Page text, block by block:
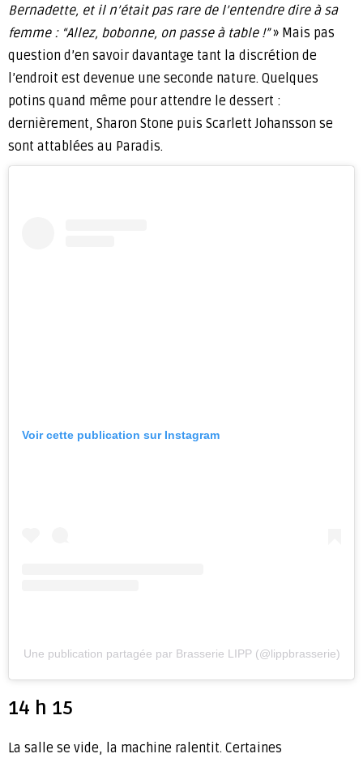
Bernadette, et il n’était pas rare de l’entendre dire à sa
femme : “Allez, bobonne, on passe à table !”» Mais pas
question d’en savoir davantage tant la discrétion de
l’endroit est devenue une seconde nature. Quelques
potins quand même pour attendre le dessert :
dernièrement, Sharon Stone puis Scarlett Johansson se
sont attablées au Paradis.
Voir cette publication sur Instagram
Une publication partagée par Brasserie LIPP (@lippbrasserie)
14 h 15
La salle se vide, la machine ralentit. Certaines